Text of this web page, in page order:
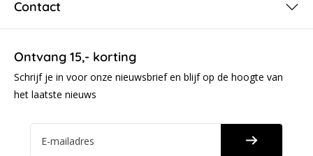
Contact
Ontvang 15,- korting
Schrijf je in voor onze nieuwsbrief en blijf op de hoogte van
het laatste nieuws
E-mailadres